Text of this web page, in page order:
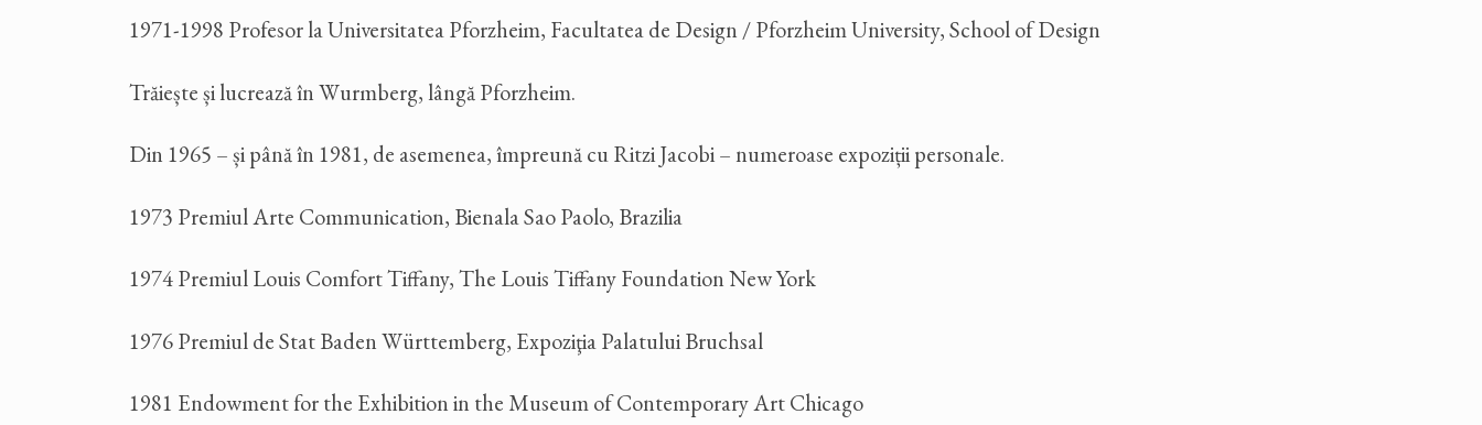
1971-1998 Profesor la Universitatea Pforzheim, Facultatea de Design / Pforzheim University, School of Design
Trăiește și lucrează în Wurmberg, lângă Pforzheim.
Din 1965 – și până în 1981, de asemenea, împreună cu Ritzi Jacobi – numeroase expoziții personale.
1973 Premiul Arte Communication, Bienala Sao Paolo, Brazilia
1974 Premiul Louis Comfort Tiffany, The Louis Tiffany Foundation New York
1976 Premiul de Stat Baden Württemberg, Expoziţia Palatului Bruchsal
1981 Endowment for the Exhibition in the Museum of Contemporary Art Chicago